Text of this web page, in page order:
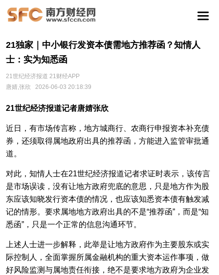
21独家｜中小银行发资本债需地方推荐函？知情人
士：实为知悉函
21世纪经济报道 21财经APP
唐婧,张欣
2026-06-03 20:18:39
21世纪经济报道记者唐婧张欣
近日，有市场传言称，地方城商行、农商行申报资本补充债
券，还须取得属地政府出具的推荐函，方能进入监管审批通
道。
对此，知情人士在21世纪经济报道记者求证时表示，该传言
是市场误读，没有让地方政府兜底的意思，只是地方作为股
东应该知晓发行资本债的情况，也应该知悉资本债有触发减
记的情形。要求属地地方政府出具的不是“推荐函”，而是“知
悉函”，只是一个正常的信息沟通环节。
上述人士进一步解释，此举是让地方政府作为主要股东或实
际控制人，全面掌握所属金融机构的重大资本运作事项，做
好风险监测与属地责任衔接，绝不是要求地方政府为企业发